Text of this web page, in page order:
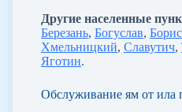
Другие населенные
Березань, Богуслав,
Хмельницкий, Славутич,
Яготин.
Обслуживание ям от ила